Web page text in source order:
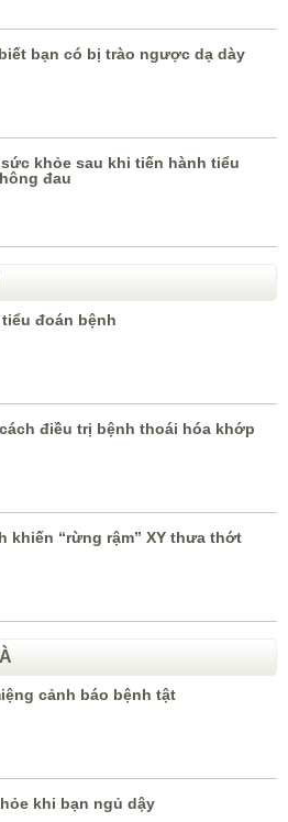
bạn có bị trào ngược dạ dày
khỏe sau khi tiến hành tiểu
đau
đoán bệnh
điều trị bệnh thoái hóa khớp
khiến “rừng rậm” XY thưa thớt
cảnh báo bệnh tật
khi bạn ngủ dậy